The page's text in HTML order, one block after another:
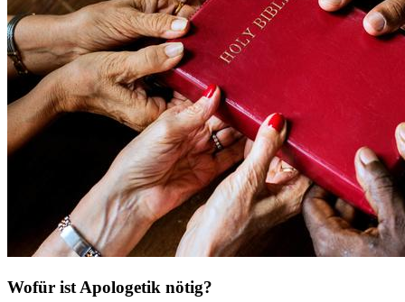
Wofür ist Apologetik nötig?